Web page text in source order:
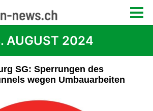
AUGUST 2024
SG: Sperrungen des
wegen Umbauarbeiten